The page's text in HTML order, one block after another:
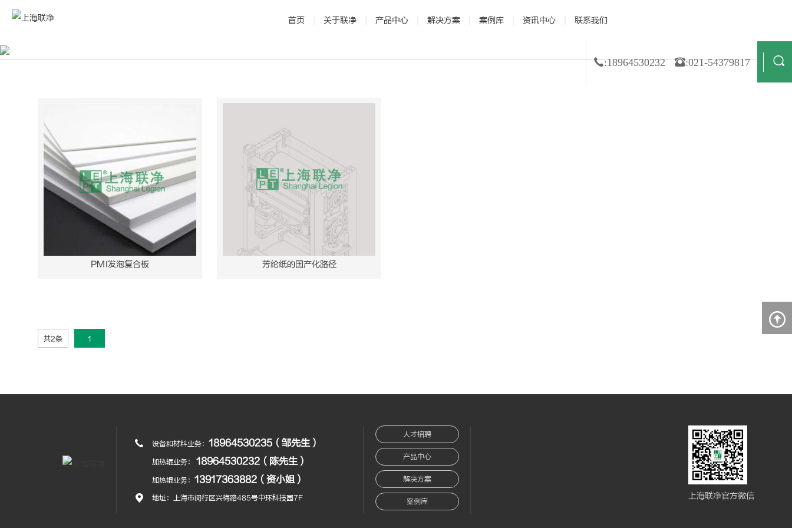
首页 关于联净
· 公司介绍 · 发展历程 · 研发与专利 · 资质荣誉 · 合作伙伴
产品中心
· 电磁加热辊 · 辊压机
解决方案
· 新能源 · 新材料 · 膜材料 · 非织造 · 造纸 · 金属箔 · 纺织业
案例库 资讯中心
· 公司新闻 · 行业动态 · 技术解读
联系我们
:18964530232 :021-54379817
PMI发泡复合板 芳纶纸的国产化路径
共2条 1
设备和材料业务： 18964530235（邹先生）
加热辊业务： 18964530232（陈先生）
加热辊业务： 13917363882（资小姐）
地址：上海市闵行区兴梅路485号中环科技园7F
人才招聘
产品中心
解决方案
案例库
上海联净官方微信